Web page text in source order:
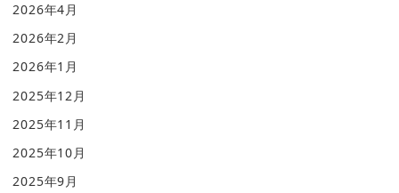
2026年4月
2026年2月
2026年1月
2025年12月
2025年11月
2025年10月
2025年9月